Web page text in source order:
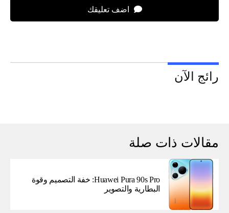
اضف تعليقك
رائج الآن
مقالات ذات صلة
Huawei Pura 90s Pro: خفة التصميم وقوة
البطارية والتصوير